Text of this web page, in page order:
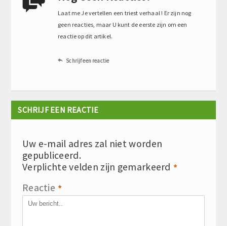
Laat me Je vertellen een triest verhaal ! Er zijn nog
geen reacties, maar U kunt de eerste zijn om een
reactie op dit artikel.
 Schrijf een reactie
SCHRIJF EEN REACTIE
Uw e-mail adres zal niet worden
gepubliceerd.
Verplichte velden zijn gemarkeerd *
Reactie *